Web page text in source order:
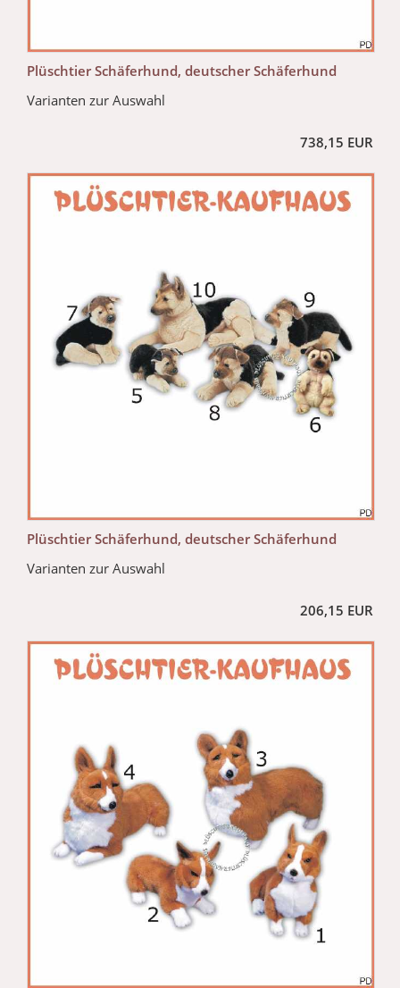
Plüschtier Schäferhund, deutscher Schäferhund
Varianten zur Auswahl
738,15 EUR
Plüschtier Schäferhund, deutscher Schäferhund
Varianten zur Auswahl
206,15 EUR